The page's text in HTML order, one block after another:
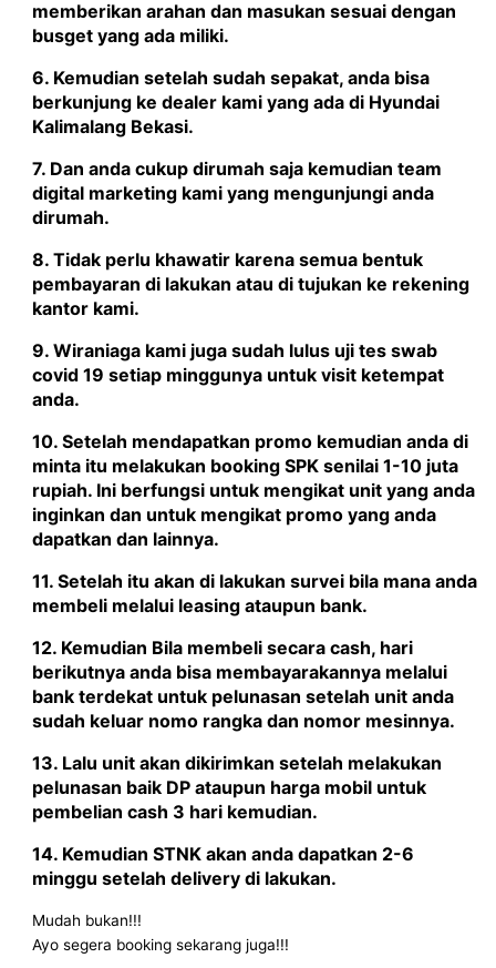
memberikan arahan dan masukan sesuai dengan
busget yang ada miliki.
6. Kemudian setelah sudah sepakat, anda bisa
berkunjung ke dealer kami yang ada di Hyundai
Kalimalang Bekasi.
7. Dan anda cukup dirumah saja kemudian team
digital marketing kami yang mengunjungi anda
dirumah.
8. Tidak perlu khawatir karena semua bentuk
pembayaran di lakukan atau di tujukan ke rekening
kantor kami.
9. Wiraniaga kami juga sudah lulus uji tes swab
covid 19 setiap minggunya untuk visit ketempat
anda.
10. Setelah mendapatkan promo kemudian anda di
minta itu melakukan booking SPK senilai 1-10 juta
rupiah. Ini berfungsi untuk mengikat unit yang anda
inginkan dan untuk mengikat promo yang anda
dapatkan dan lainnya.
11. Setelah itu akan di lakukan survei bila mana anda
membeli melalui leasing ataupun bank.
12. Kemudian Bila membeli secara cash, hari
berikutnya anda bisa membayarakannya melalui
bank terdekat untuk pelunasan setelah unit anda
sudah keluar nomo rangka dan nomor mesinnya.
13. Lalu unit akan dikirimkan setelah melakukan
pelunasan baik DP ataupun harga mobil untuk
pembelian cash 3 hari kemudian.
14. Kemudian STNK akan anda dapatkan 2-6
minggu setelah delivery di lakukan.
Mudah bukan!!!
Ayo segera booking sekarang juga!!!